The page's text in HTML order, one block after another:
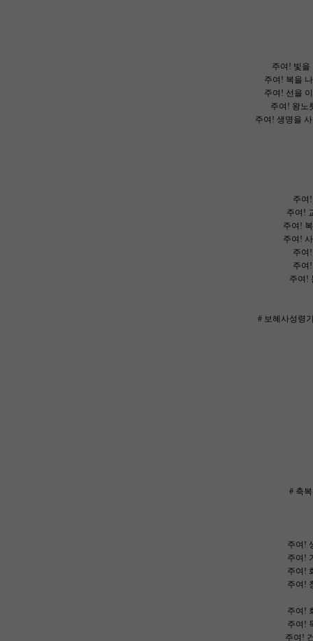
주여! 빛
주여! 복을
주여! 선을
주여! 왕노
주여! 생명을
주여
주여!
주여!
주여!
주여
주여
주여!
# 보혜사성령
# 축
주여!
주여!
주여!
주여!
주여!
주여!
주여!